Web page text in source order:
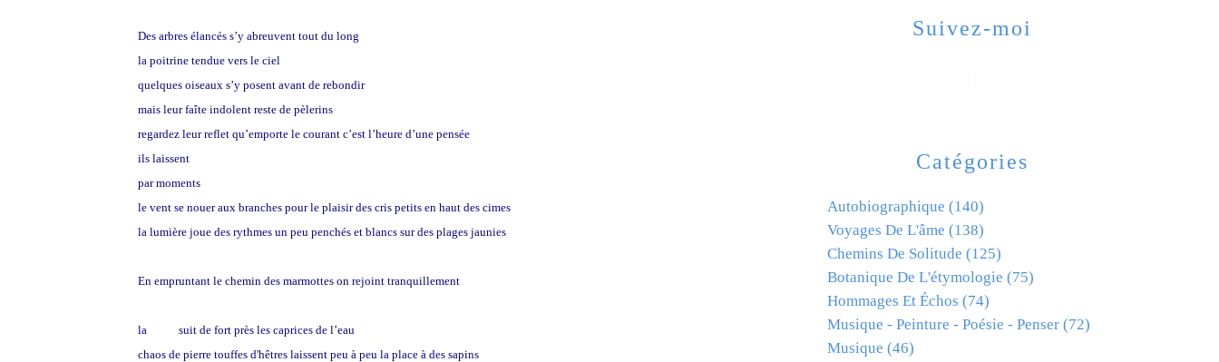
Des arbres élancés s’y abreuvent tout du long
la poitrine tendue vers le ciel
quelques oiseaux s’y posent avant de rebondir
mais leur faîte indolent reste de pèlerins
regardez leur reflet qu’emporte le courant c’est l’heure d’une pensée
ils laissent
par moments
le vent se nouer aux branches pour le plaisir des cris petits en haut des cimes
la lumière joue des rythmes un peu penchés et blancs sur des plages jaunies
En empruntant le chemin des marmottes on rejoint tranquillement
la
suit de fort près les caprices de l’eau
chaos de pierre touffes d'hêtres laissent peu à peu la place à des sapins
Catégories
Autobiographique (140)
Voyages De L'âme (138)
Chemins De Solitude (125)
Botanique De L'étymologie (75)
Hommages Et Échos (74)
Musique - Peinture - Poésie - Penser (72)
Musique (46)
Suivez-moi